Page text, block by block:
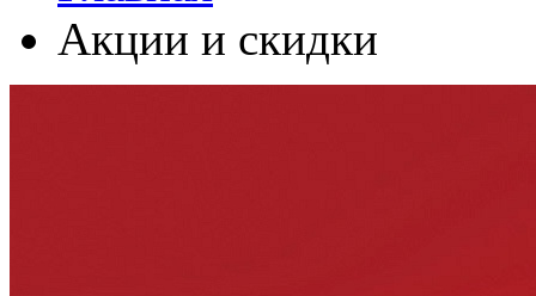
Акции и скидки